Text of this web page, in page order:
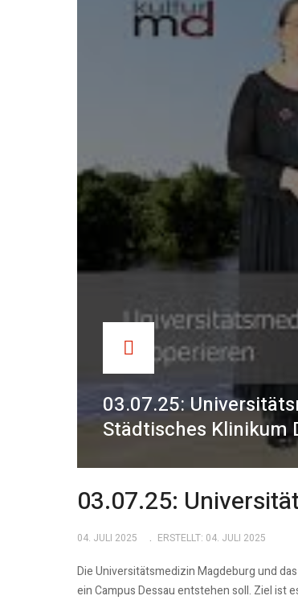
03.07.25:
Städtisches Klinikum
03.07.25:
04. JULI 2025 ERSTELLT: 04. JULI 2025
Die Universitätsmedizin Magdeburg und
ein Campus Dessau entstehen soll. Ziel ist